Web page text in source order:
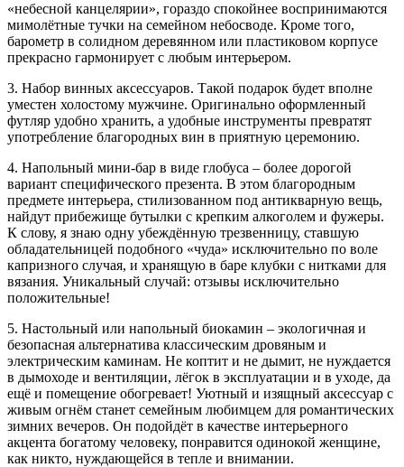
«небесной канцелярии», гораздо спокойнее воспринимаются
мимолётные тучки на семейном небосводе. Кроме того,
барометр в солидном деревянном или пластиковом корпусе
прекрасно гармонирует с любым интерьером.
3. Набор винных аксессуаров. Такой подарок будет вполне
уместен холостому мужчине. Оригинально оформленный
футляр удобно хранить, а удобные инструменты превратят
употребление благородных вин в приятную церемонию.
4. Напольный мини-бар в виде глобуса – более дорогой
вариант специфического презента. В этом благородным
предмете интерьера, стилизованном под антикварную вещь,
найдут прибежище бутылки с крепким алкоголем и фужеры.
К слову, я знаю одну убеждённую трезвенницу, ставшую
обладательницей подобного «чуда» исключительно по воле
капризного случая, и хранящую в баре клубки с нитками для
вязания. Уникальный случай: отзывы исключительно
положительные!
5. Настольный или напольный биокамин – экологичная и
безопасная альтернатива классическим дровяным и
электрическим каминам. Не коптит и не дымит, не нуждается
в дымоходе и вентиляции, лёгок в эксплуатации и в уходе, да
ещё и помещение обогревает! Уютный и изящный аксессуар с
живым огнём станет семейным любимцем для романтических
зимних вечеров. Он подойдёт в качестве интерьерного
акцента богатому человеку, понравится одинокой женщине,
как никто, нуждающейся в тепле и внимании.